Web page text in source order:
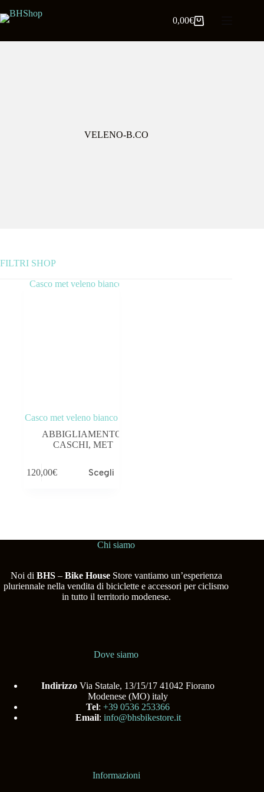
0,00€
VELENO-B.CO
FILTRI SHOP
Casco met veleno bianco
ABBIGLIAMENTO
CASCHI,MET
120,00€ Scegli
Chi siamo
Noi di BHS– Bike HouseStore vantiamo un’esperienza
pluriennale nella vendita di biciclette e accessori per ciclismo
in tutto il territorio modenese.
Dove siamo
Indirizzo Via Statale, 13/15/17 41042 Fiorano
Modenese (MO) italy
Tel:+39 0536 253366
Email: info@bhsbikestore.it
Informazioni